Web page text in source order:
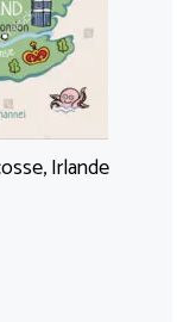
Irlande